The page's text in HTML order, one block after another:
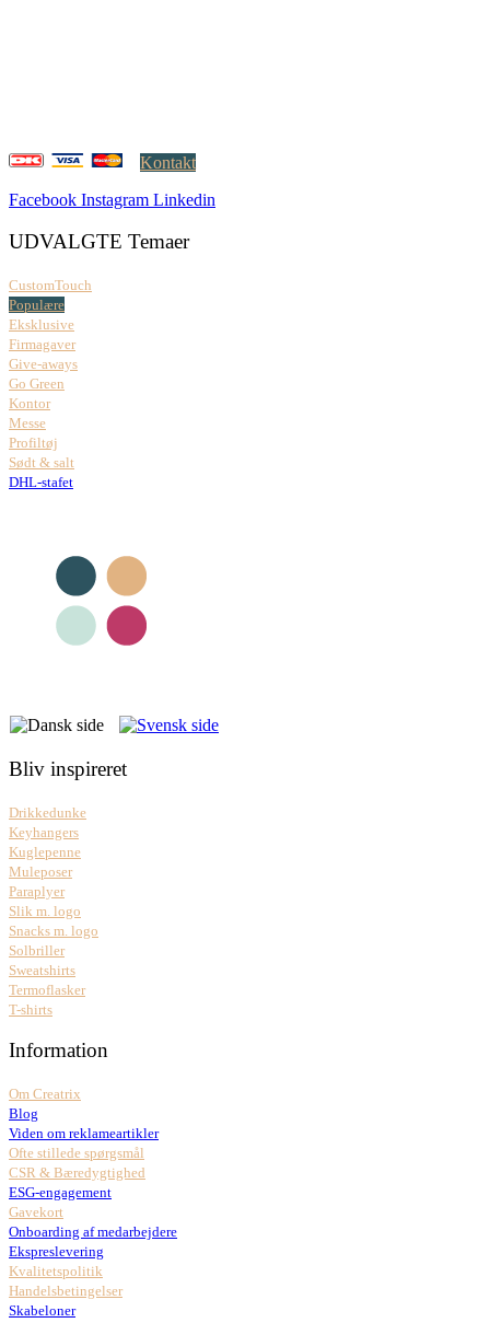
Kontakt
Facebook Instagram Linkedin
UDVALGTE Temaer
CustomTouch
Populære
Eksklusive
Firmagaver
Give-aways
Go Green
Kontor
Messe
Profiltøj
Sødt & salt
DHL-stafet
Bliv inspireret
Drikkedunke
Keyhangers
Kuglepenne
Muleposer
Paraplyer
Slik m. logo
Snacks m. logo
Solbriller
Sweatshirts
Termoflasker
T-shirts
Information
Om Creatrix
Blog
Viden om reklameartikler
Ofte stillede spørgsmål
CSR & Bæredygtighed
ESG-engagement
Gavekort
Onboarding af medarbejdere
Ekspreslevering
Kvalitetspolitik
Handelsbetingelser
Skabeloner